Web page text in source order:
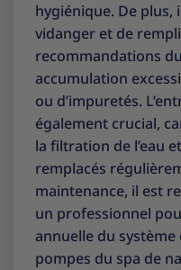
hygiénique. De plus,
vidanger et de
recommandations
accumulation
ou d’impuretés.
également crucial,
la filtration de l’eau
remplacés
maintenance, il est
un professionnel
annuelle du
pompes du spa de